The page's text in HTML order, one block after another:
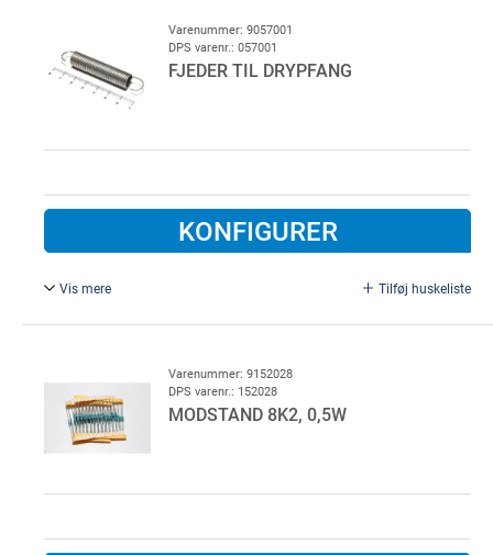
Varenummer: 9057001
DPS varenr.: 057001
FJEDER TIL DRYPFANG
KONFIGURER
Vis mere Tilføj huskeliste
Varenummer: 9152028
DPS varenr.: 152028
MODSTAND 8K2, 0,5W